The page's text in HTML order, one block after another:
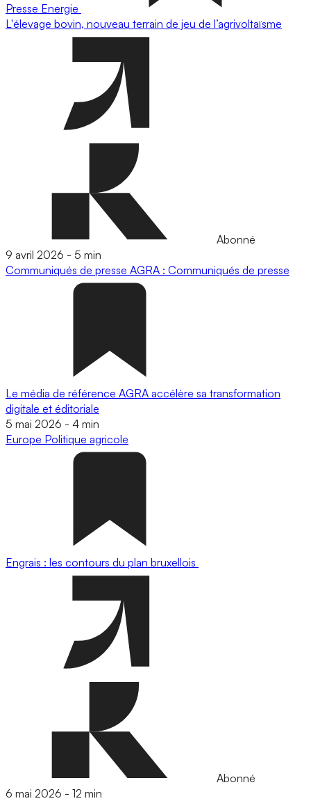
Presse Energie
L'élevage bovin, nouveau terrain de jeu de l’agrivoltaïsme
Abonné
9 avril 2026 - 5 min
Communiqués de presse AGRA : Communiqués de presse
Le média de référence AGRA accélère sa transformation
digitale et éditoriale
5 mai 2026 - 4 min
Europe Politique agricole
Engrais : les contours du plan bruxellois
Abonné
6 mai 2026 - 12 min